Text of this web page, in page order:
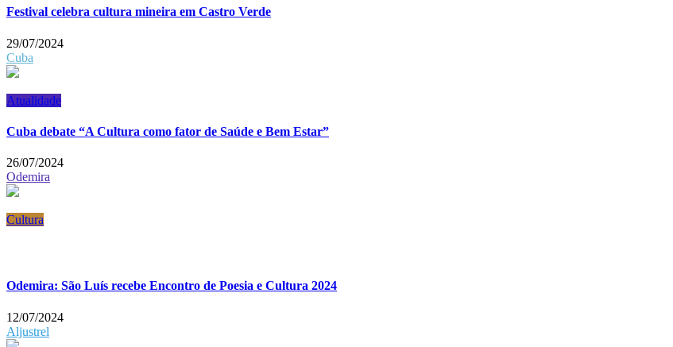
Festival celebra cultura mineira em Castro Verde
29/07/2024
Cuba
Atualidade
Cuba debate “A Cultura como fator de Saúde e Bem Estar”
26/07/2024
Odemira
Cultura
Odemira: São Luís recebe Encontro de Poesia e Cultura 2024
12/07/2024
Aljustrel